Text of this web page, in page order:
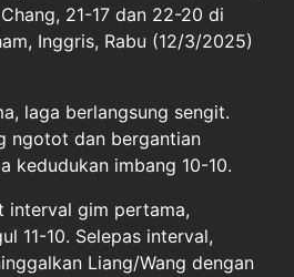
21-17 dan 22-20 di
Inggris, Rabu (12/3/2025)
laga berlangsung sengit.
ngotot dan bergantian
kedudukan imbang 10-10.
interval gim pertama,
11-10. Selepas interval,
Liang/Wang dengan